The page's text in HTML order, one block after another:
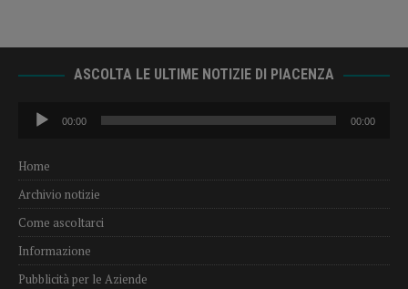
ASCOLTA LE ULTIME NOTIZIE DI PIACENZA
Audio
Player
00:00 00:00
Home
Archivio notizie
Come ascoltarci
Informazione
Pubblicità per le Aziende